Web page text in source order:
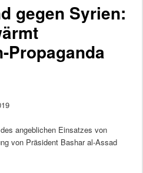
gegen Syrien:
Propaganda
angeblichen Einsatzes von
von Präsident Bashar al-Assad